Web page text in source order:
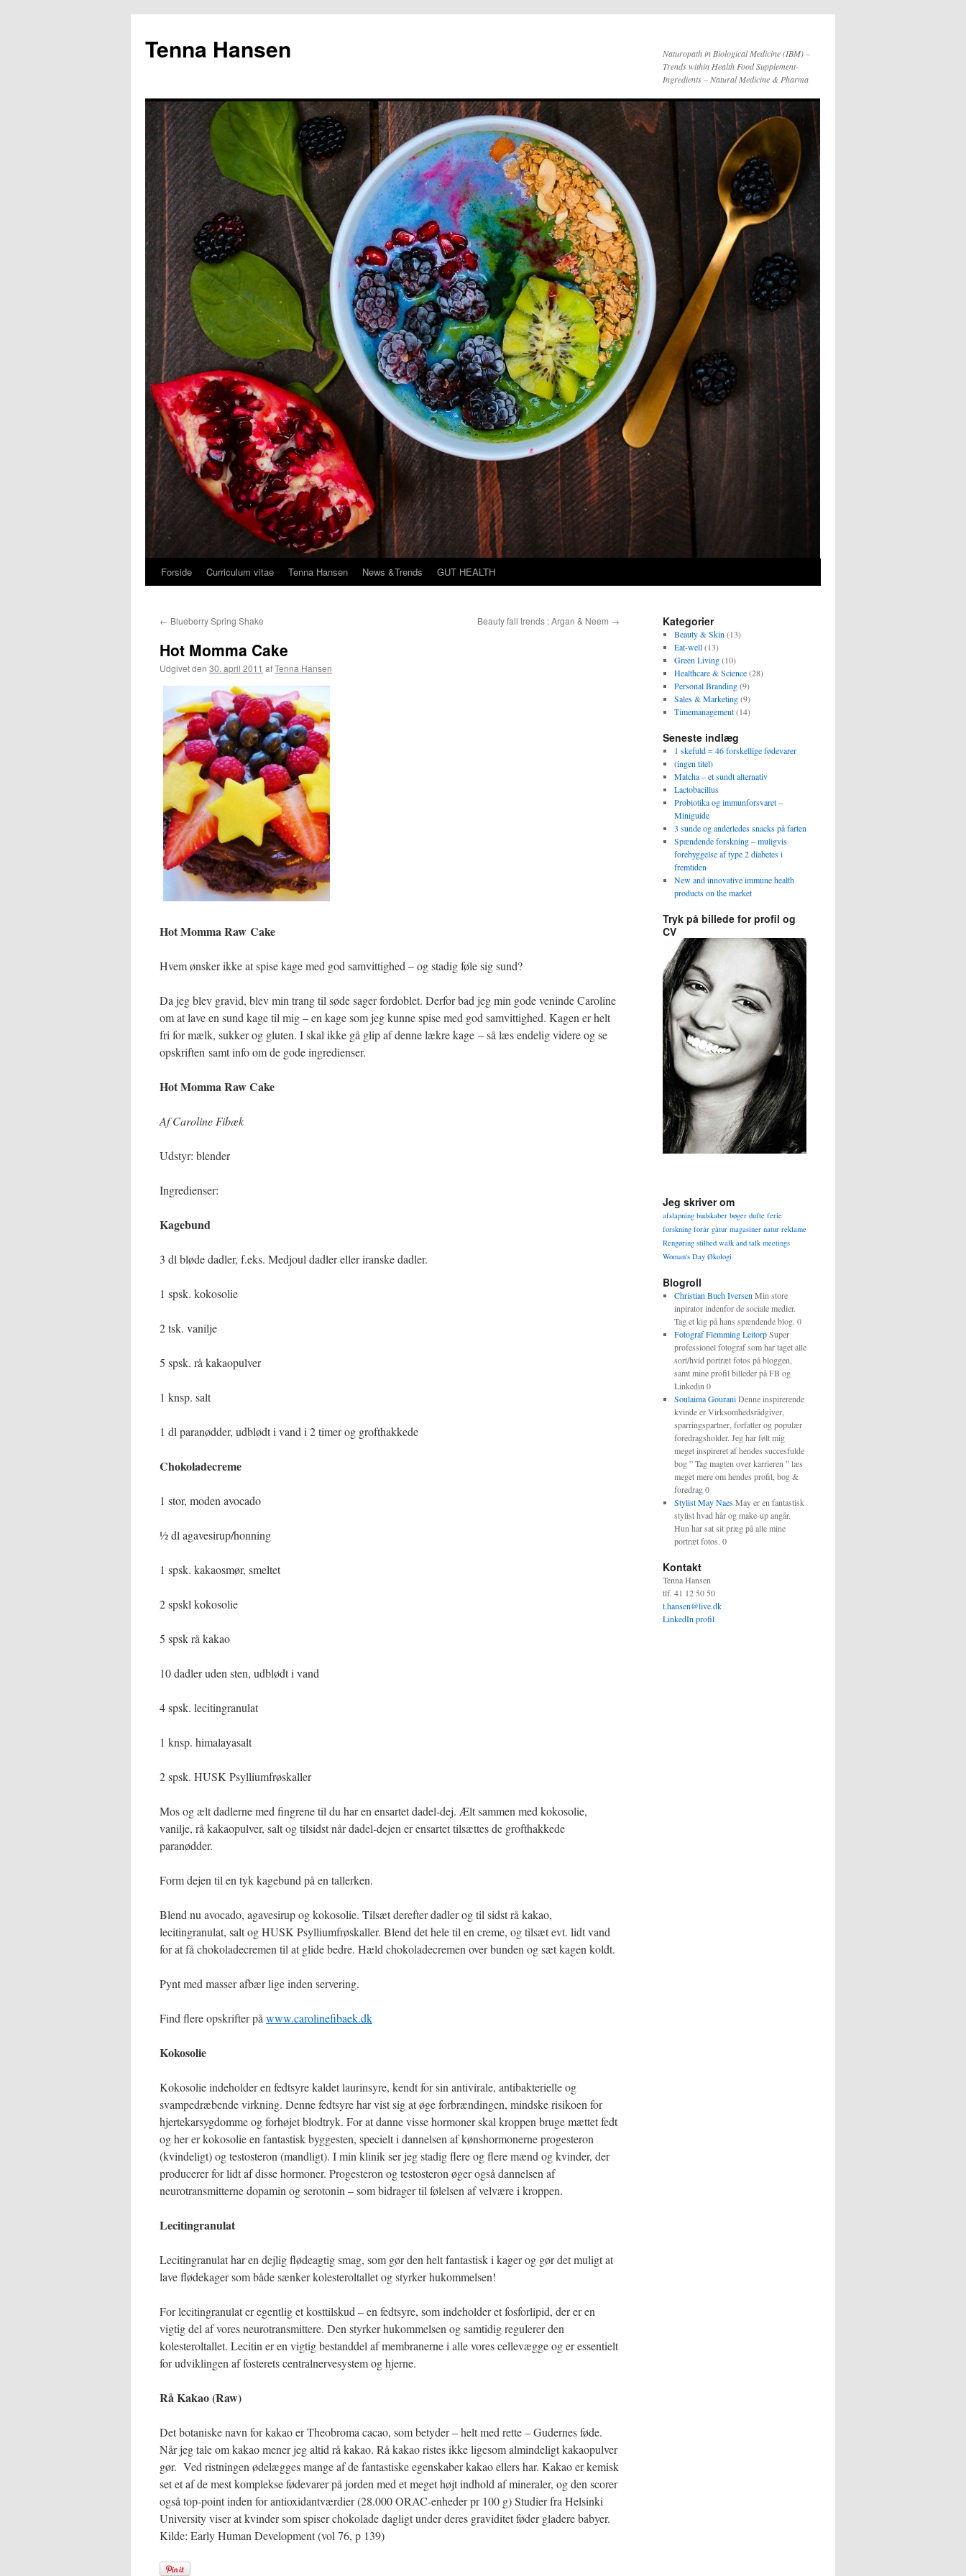
Tenna Hansen
Naturopath in Biological Medicine (IBM) –
Trends within Health Food Supplement-
Ingredients – Natural Medicine & Pharma
Hop
indhold
Forside Curriculum vitae Tenna Hansen News &Trends GUT HEALTH
← Blueberry Spring Shake Beauty fall trends : Argan & Neem →
Hot Momma Cake
Udgivet den 30. april 2011 afTenna Hansen
Hot Momma Raw Cake
Hvem ønsker ikke at spise kage med god samvittighed – og stadig føle sig sund?
Da jeg blev gravid, blev min trang til søde sager fordoblet. Derfor bad jeg min gode veninde Caroline
om at lave en sund kage til mig – en kage som jeg kunne spise med god samvittighed. Kagen er helt
fri for mælk, sukker og gluten. I skal ikke gå glip af denne lækre kage – så læs endelig videre og se
opskriften samt info om de gode ingredienser.
Hot Momma Raw Cake
Af Caroline Fibæk
Udstyr: blender
Ingredienser:
Kagebund
3 dl bløde dadler, f.eks. Medjoul dadler eller iranske dadler.
1 spsk. kokosolie
2 tsk. vanilje
5 spsk. rå kakaopulver
1 knsp. salt
1 dl paranødder, udblødt i vand i 2 timer og grofthakkede
Chokoladecreme
1 stor, moden avocado
½ dl agavesirup/honning
1 spsk. kakaosmør, smeltet
2 spskl kokosolie
5 spsk rå kakao
10 dadler uden sten, udblødt i vand
4 spsk. lecitingranulat
1 knsp. himalayasalt
2 spsk. HUSK Psylliumfrøskaller
Mos og ælt dadlerne med fingrene til du har en ensartet dadel-dej. Ælt sammen med kokosolie,
vanilje, rå kakaopulver, salt og tilsidst når dadel-dejen er ensartet tilsættes de grofthakkede
paranødder.
Form dejen til en tyk kagebund på en tallerken.
Blend nu avocado, agavesirup og kokosolie. Tilsæt derefter dadler og til sidst rå kakao,
lecitingranulat, salt og HUSK Psylliumfrøskaller. Blend det hele til en creme, og tilsæt evt. lidt vand
for at få chokoladecremen til at glide bedre. Hæld chokoladecremen over bunden og sæt kagen koldt.
Pynt med masser afbær lige inden servering.
Find flere opskrifter på www.carolinefibaek.dk
Kokosolie
Kokosolie indeholder en fedtsyre kaldet laurinsyre, kendt for sin antivirale, antibakterielle og
svampedræbende virkning. Denne fedtsyre har vist sig at øge forbrændingen, mindske risikoen for
hjertekarsygdomme og forhøjet blodtryk. For at danne visse hormoner skal kroppen bruge mættet fedt
og her er kokosolie en fantastisk byggesten, specielt i dannelsen af kønshormonerne progesteron
(kvindeligt) og testosteron (mandligt). I min klinik ser jeg stadig flere og flere mænd og kvinder, der
producerer for lidt af disse hormoner. Progesteron og testosteron øger også dannelsen af
neurotransmitterne dopamin og serotonin – som bidrager til følelsen af velvære i kroppen.
Lecitingranulat
Lecitingranulat har en dejlig flødeagtig smag, som gør den helt fantastisk i kager og gør det muligt at
lave flødekager som både sænker kolesteroltallet og styrker hukommelsen!
For lecitingranulat er egentlig et kosttilskud – en fedtsyre, som indeholder et fosforlipid, der er en
vigtig del af vores neurotransmittere. Den styrker hukommelsen og samtidig regulerer den
kolesteroltallet. Lecitin er en vigtig bestanddel af membranerne i alle vores cellevægge og er essentielt
for udviklingen af fosterets centralnervesystem og hjerne.
Rå Kakao (Raw)
Det botaniske navn for kakao er Theobroma cacao, som betyder – helt med rette – Gudernes føde.
Når jeg tale om kakao mener jeg altid rå kakao. Rå kakao ristes ikke ligesom almindeligt kakaopulver
gør. Ved ristningen ødelægges mange af de fantastiske egenskaber kakao ellers har. Kakao er kemisk
set et af de mest komplekse fødevarer på jorden med et meget højt indhold af mineraler, og den scorer
også top-point inden for antioxidantværdier (28.000 ORAC-enheder pr 100 g) Studier fra Helsinki
University viser at kvinder som spiser chokolade dagligt under deres graviditet føder gladere babyer.
Kilde: Early Human Development (vol 76, p 139)
Kategorier
Beauty & Skin (13)
Eat-well(13)
Green Living(10)
Healthcare & Science(28)
Personal Branding(9)
Sales & Marketing(9)
Timemanagement(14)
Seneste indlæg
1 skefuld = 46 forskellige fødevarer
(ingen titel)
Matcha – et sundt alternativ
Lactobacillus
Probiotika og immunforsvaret –
Miniguide
3 sunde og anderledes snacks på farten
Spændende forskning – muligvis
forebyggelse af type 2 diabetes i
fremtiden
New and innovative immune health
products on the market
Tryk på billede for profil og
CV
Jeg skriver om
afslapning budskaber bøger dufte ferie
forskning forår gåtur magasiner natur reklame
Rengøring stilhed walk and talk meetings
Woman's Day Økologi
Blogroll
Christian Buch Iversen Min store
inpirator indenfor de sociale medier.
Tag et kig på hans spændende blog. 0
Fotograf Flemming LeitorpSuper
professionel fotograf som har taget alle
sort/hvid portræt fotos på bloggen,
samt mine profil billeder på FB og
Linkedin 0
Soulaima GouraniDenne inspirerende
kvinde er Virksomhedsrådgiver,
sparringspartner, forfatter og populær
foredragsholder. Jeg har følt mig
meget inspireret af hendes succesfulde
bog ” Tag magten over karrieren ” læs
meget mere om hendes profil, bog &
foredrag 0
Stylist May NaesMay er en fantastisk
stylist hvad hår og make-up angår.
Hun har sat sit præg på alle mine
portræt fotos. 0
Kontakt
Tenna Hansen
tlf. 41 12 50 50
t.hansen@live.dk
LinkedIn profil